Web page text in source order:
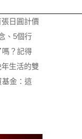
日圓計價
、5個行
嗎？記得
生活的雙
基金：這